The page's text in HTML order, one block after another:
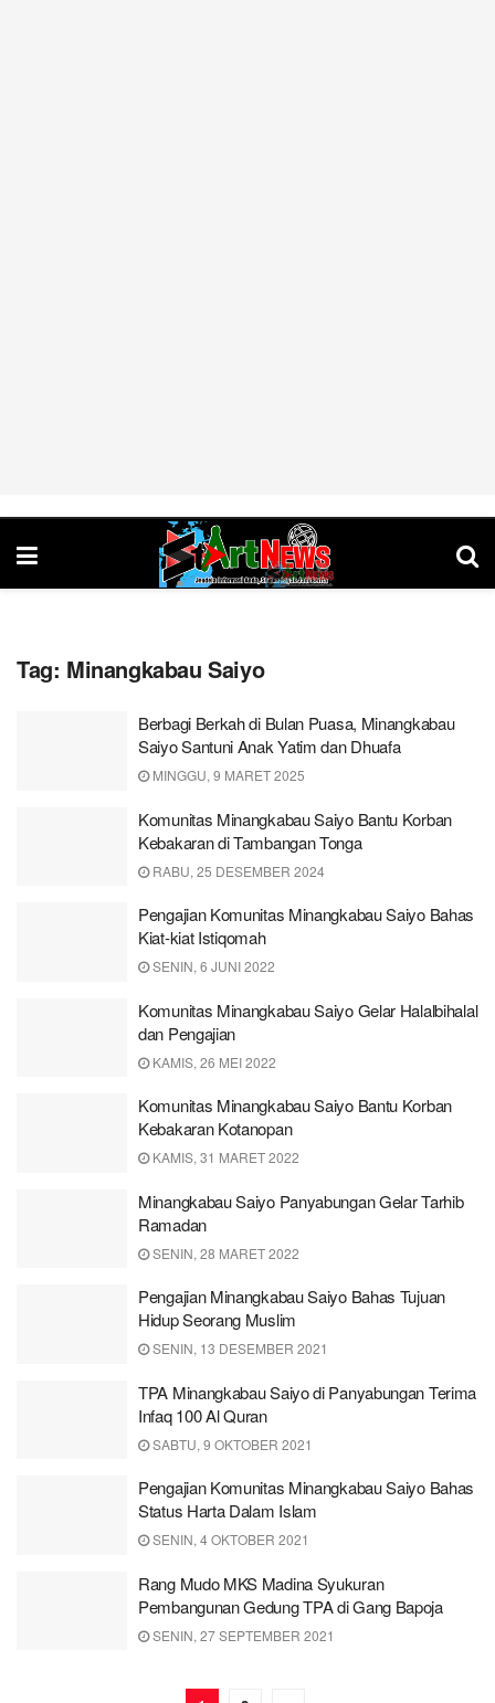
Tag: Minangkabau Saiyo
Berbagi Berkah di Bulan Puasa, Minangkabau
Saiyo Santuni Anak Yatim dan Dhuafa
MINGGU, 9 MARET 2025
Komunitas Minangkabau Saiyo Bantu Korban
Kebakaran di Tambangan Tonga
RABU, 25 DESEMBER 2024
Pengajian Komunitas Minangkabau Saiyo Bahas
Kiat-kiat Istiqomah
SENIN, 6 JUNI 2022
Komunitas Minangkabau Saiyo Gelar Halalbihalal
dan Pengajian
KAMIS, 26 MEI 2022
Komunitas Minangkabau Saiyo Bantu Korban
Kebakaran Kotanopan
KAMIS, 31 MARET 2022
Minangkabau Saiyo Panyabungan Gelar Tarhib
Ramadan
SENIN, 28 MARET 2022
Pengajian Minangkabau Saiyo Bahas Tujuan
Hidup Seorang Muslim
SENIN, 13 DESEMBER 2021
TPA Minangkabau Saiyo di Panyabungan Terima
Infaq 100 Al Quran
SABTU, 9 OKTOBER 2021
Pengajian Komunitas Minangkabau Saiyo Bahas
Status Harta Dalam Islam
SENIN, 4 OKTOBER 2021
Rang Mudo MKS Madina Syukuran
Pembangunan Gedung TPA di Gang Bapoja
SENIN, 27 SEPTEMBER 2021